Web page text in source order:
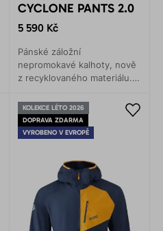
CYCLONE PANTS 2.0
5 590 Kč
Pánské záložní
nepromokavé kalhoty, nově
z recyklovaného materiálu.
Lehké, skladné a funkční.
KOLEKCE LÉTO 2026
DOPRAVA ZDARMA
VYROBENO V EVROPĚ